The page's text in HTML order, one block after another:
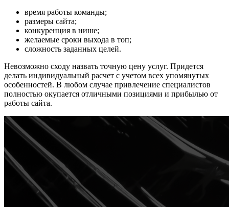
время работы команды;
размеры сайта;
конкуренция в нише;
желаемые сроки выхода в топ;
сложность заданных целей.
Невозможно сходу назвать точную цену услуг. Придется
делать индивидуальный расчет с учетом всех упомянутых
особенностей. В любом случае привлечение специалистов
полностью окупается отличными позициями и прибылью от
работы сайта.